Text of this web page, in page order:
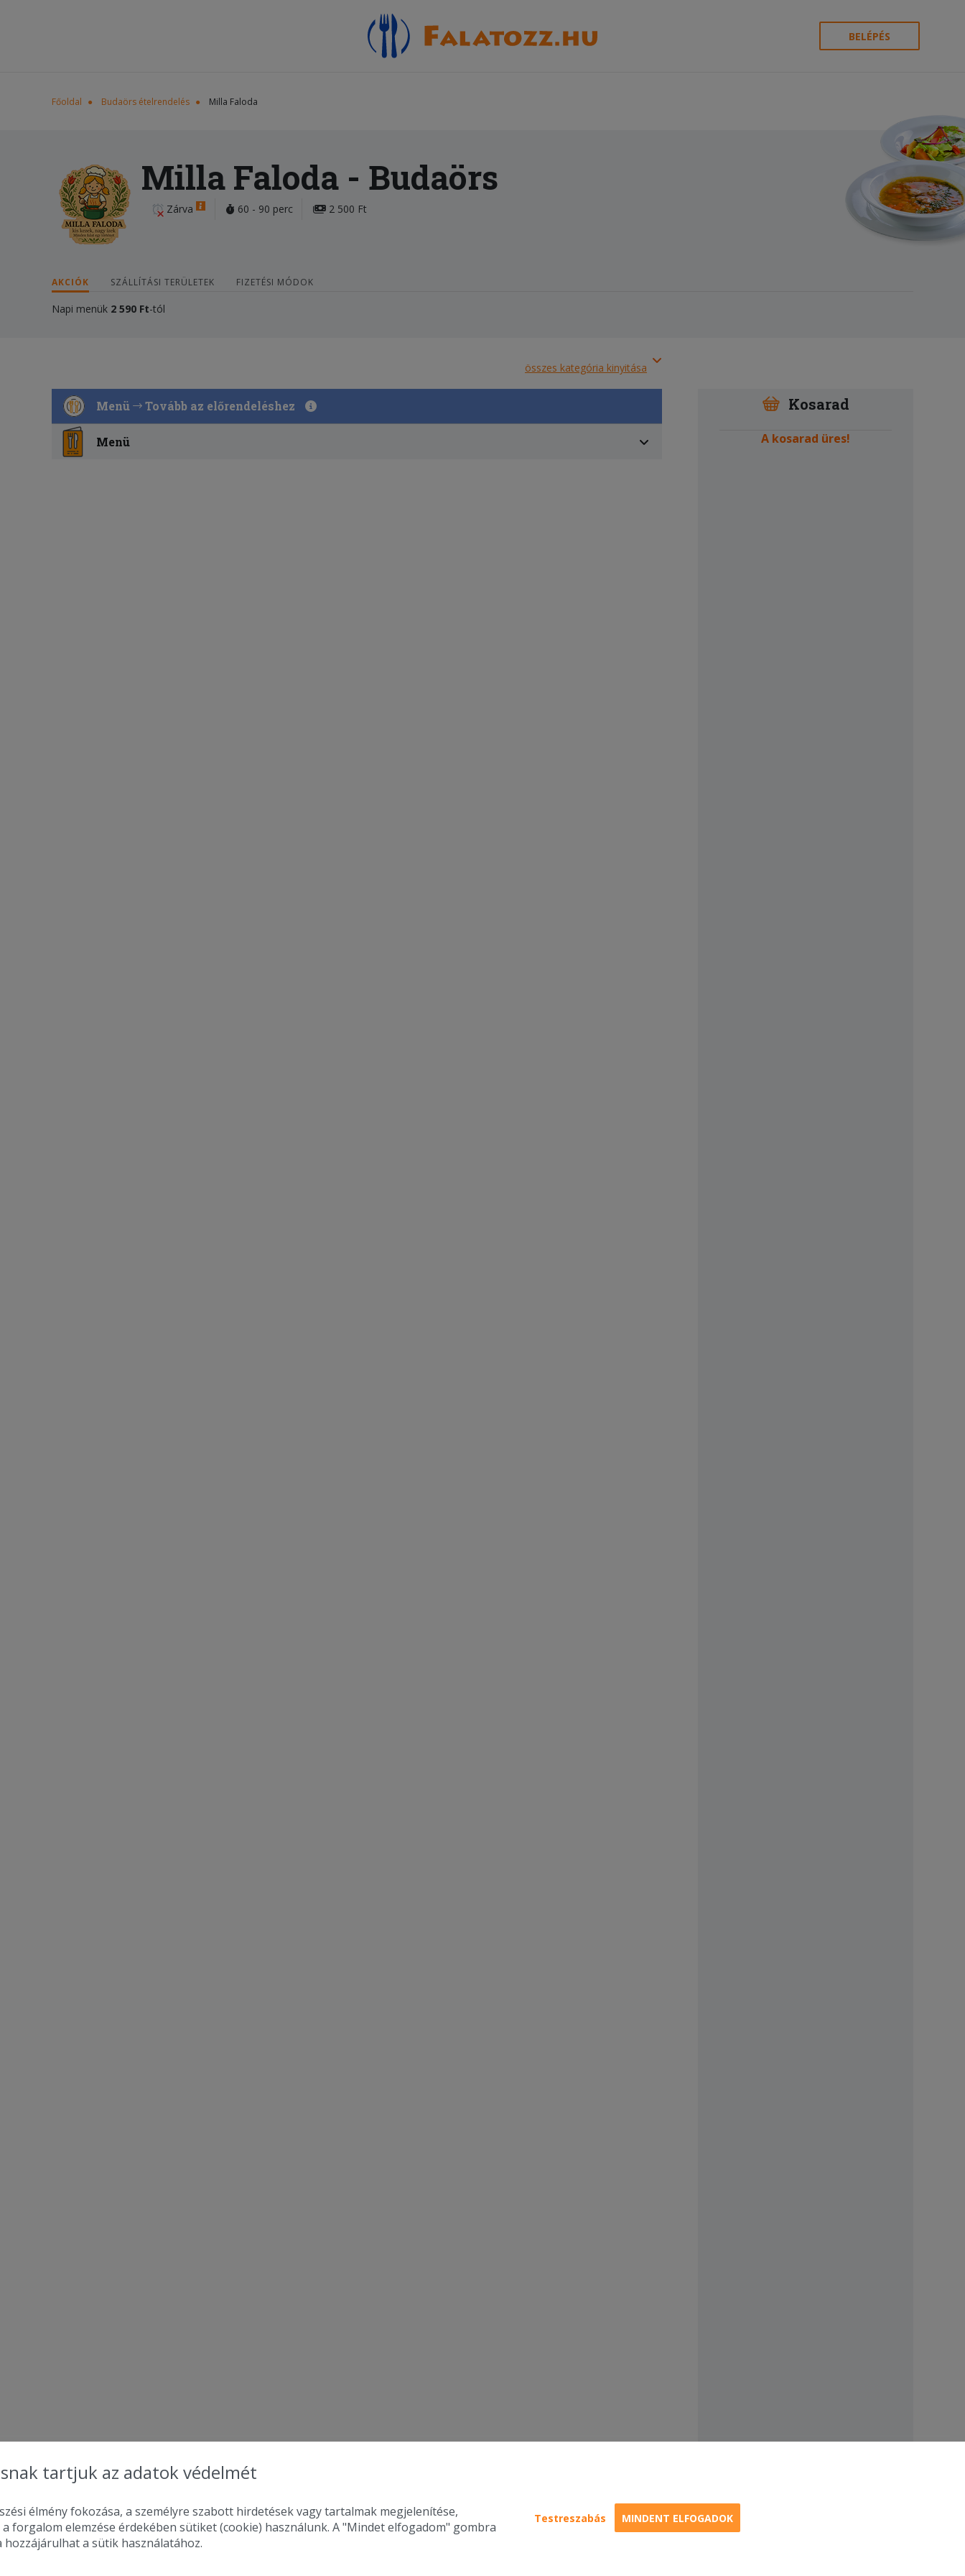
BELÉPÉS
Főoldal Budaörs ételrendelés Milla Faloda
Milla Faloda - Budaörs
Zárva 60 - 90 perc 2 500 Ft
AKCIÓK SZÁLLÍTÁSI TERÜLETEK FIZETÉSI MÓDOK
Napi menük 2 590 Ft-tól
összes kategória kinyitása
Menü Tovább az előrendeléshez
Menü
Kosarad
A kosarad üres!
tartjuk az adatok védelmét
élmény fokozása, a személyre szabott hirdetések vagy tartalmak megjelenítése,
forgalom elemzése érdekében sütiket (cookie) használunk. A "Mindet elfogadom" gombra
a sütik használatához.
Testreszabás MINDENT ELFOGADOK